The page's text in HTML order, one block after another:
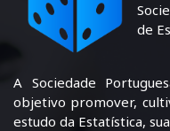
de
A Sociedade
objetivo promover,
estudo da Estatística,